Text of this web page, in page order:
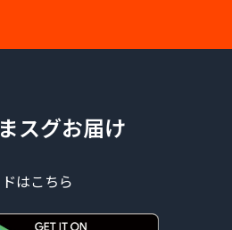
スグお届け
はこちら